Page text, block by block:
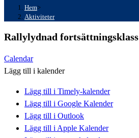
Hem>
Aktiviteter
Rallylydnad fortsättningsklass
Calendar
Lägg till i kalender
Lägg till i Timely-kalender
Lägg till i Google Kalender
Lägg till i Outlook
Lägg till i Apple Kalender